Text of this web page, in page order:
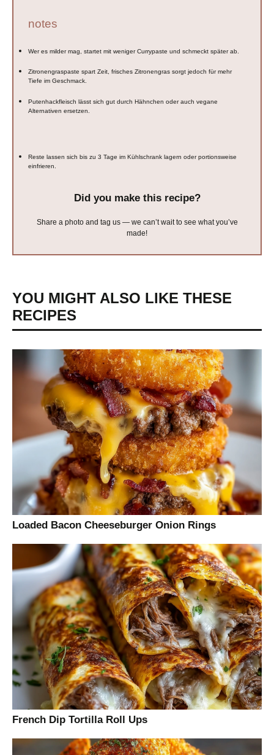
notes
Wer es milder mag, startet mit weniger Currypaste und schmeckt später ab.
Zitronengraspaste spart Zeit, frisches Zitronengras sorgt jedoch für mehr
Tiefe im Geschmack.
Putenhackfleisch lässt sich gut durch Hähnchen oder auch vegane
Alternativen ersetzen.
Reste lassen sich bis zu 3 Tage im Kühlschrank lagern oder portionsweise
einfrieren.
Did you make this recipe?
Share a photo and tag us — we can’t wait to see what you’ve
made!
YOU MIGHT ALSO LIKE THESE
RECIPES
Loaded Bacon Cheeseburger Onion Rings
French Dip Tortilla Roll Ups